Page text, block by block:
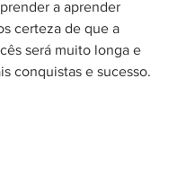
a aprender
certeza de que a
será muito longa e
conquistas e sucesso.